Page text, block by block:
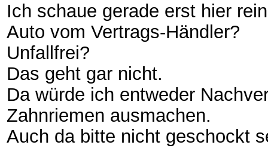
Ich schaue gerade erst hier
Auto vom Vertrags-Händler?
Unfallfrei?
Das geht gar nicht.
Da würde ich entweder
Zahnriemen ausmachen.
Auch da bitte nicht geschockt